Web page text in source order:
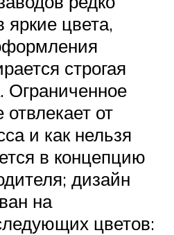
цвета,
строгая
Ограниченное
от
и как нельзя
в концепцию
дизайн
на
цветов: